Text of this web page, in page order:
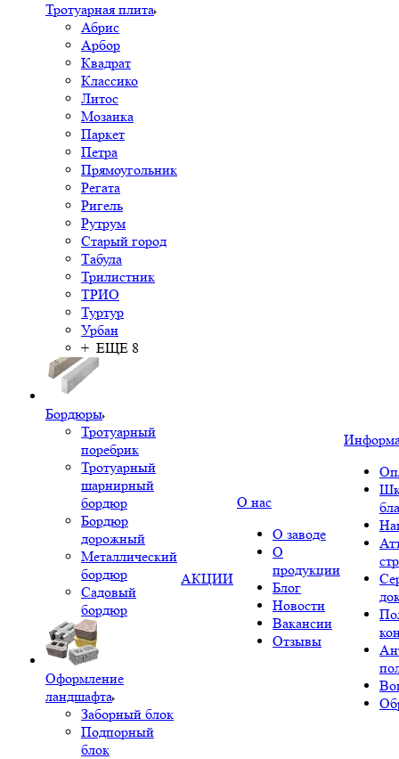
Тротуарная плита
Абрис
Арбор
Квадрат
Классико
Литос
Мозаика
Паркет
Петра
Прямоугольник
Регата
Ригель
Рутрум
Старый город
Табула
Трилистник
ТРИО
Туртур
Урбан
+ ЕЩЕ 8
Бордюры
Тротуарный
поребрик
Тротуарный
шарнирный
бордюр
Бордюр
дорожный
Металлический
бордюр
Садовый
бордюр
Оформление
ландшафта
Заборный блок
Подпорный
блок
АКЦИИ
О нас
О заводе
О
продукции
Блог
Новости
Вакансии
Отзывы